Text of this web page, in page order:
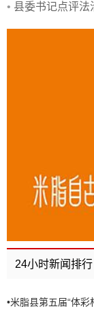
• 县委书记点评法
开
24小时新闻排行
•米脂县第五届“体彩